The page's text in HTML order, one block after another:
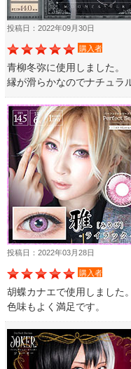
投稿日：2022年09月30日
購入者
青柳冬弥に使用しました。
縁が滑らかなのでナチュラ
投稿日：2022年03月28日
購入者
胡蝶カナエで使用しました。
色味もよく満足です。